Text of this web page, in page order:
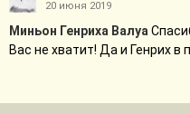
20 июня 2019
Миньон Генриха Валуа
Вас не хватит! Да и Генрих в